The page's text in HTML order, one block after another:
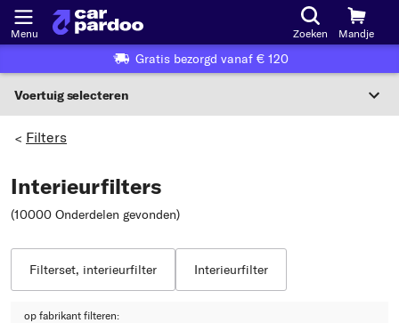
Menu Zoeken Mandje
Gratis bezorgd vanaf € 120
Voertuig selecteren
Of selecteer voertuig volgens criteria:
> Filters
Interieurfilters
(10000 Onderdelen gevonden)
Filterset, interieurfilter Interieurfilter
op fabrikant filteren: